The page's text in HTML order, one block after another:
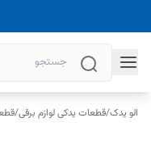
الو یدک/قطعات یدکی لوازم برقی/